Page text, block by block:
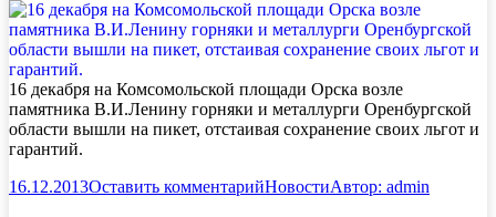
16 декабря на Комсомольской площади Орска возле
памятника В.И.Ленину горняки и металлурги Оренбургской
области вышли на пикет, отстаивая сохранение своих льгот и
гарантий.
16.12.2013Оставить комментарийНовостиАвтор: admin